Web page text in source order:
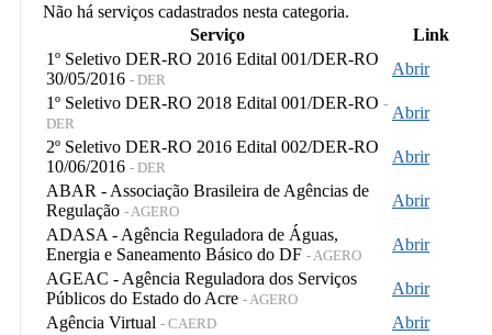
Não há serviços cadastrados nesta categoria.
Serviço
Link
1º Seletivo DER-RO 2016 Edital 001/DER-RO
30/05/2016 - DER
Abrir
1º Seletivo DER-RO 2018 Edital 001/DER-RO -
DER
Abrir
2º Seletivo DER-RO 2016 Edital 002/DER-RO
10/06/2016 - DER
Abrir
ABAR - Associação Brasileira de Agências de
Regulação - AGERO
Abrir
ADASA - Agência Reguladora de Águas,
Energia e Saneamento Básico do DF - AGERO
Abrir
AGEAC - Agência Reguladora dos Serviços
Públicos do Estado do Acre - AGERO
Abrir
Agência Virtual - CAERD
Abrir